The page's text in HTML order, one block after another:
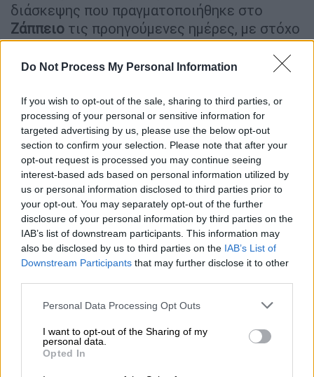
Do Not Process My Personal Information
If you wish to opt-out of the sale, sharing to third parties, or
processing of your personal or sensitive information for
targeted advertising by us, please use the below opt-out
section to confirm your selection. Please note that after your
opt-out request is processed you may continue seeing
interest-based ads based on personal information utilized by
us or personal information disclosed to third parties prior to
your opt-out. You may separately opt-out of the further
disclosure of your personal information by third parties on the
IAB’s list of downstream participants. This information may
also be disclosed by us to third parties on the IAB’s List of
Downstream Participants that may further disclose it to other
Please note that this website/app uses one or more Google
not limited to your visit or usage behaviour. You may click to
grant or deny consent to Google and its third-party tags to
use your data for below specified purposes in below Google
Personal Data Processing Opt Outs
I want to opt-out of the Sharing of my
personal data.
Opted In
διάσκεψης που πραγµατοποιήθηκε στο
Ζάππειο τις προηγούµενες ηµέρες, µε στόχο
να αναδειχθούν οι κίνδυνοι και να
αναληφθούν άµεσα δράσεις.
Από τα πλέον ευάλωτα, τόσο εξαιτίας της
κλιµατικής αλλαγής όσο και εξαιτίας των
ανθρωπογενών παρεµβάσεων, θεωρούνται
τα µνηµεία του Ιερού Βράχου της Ακρόπολης,
ο Παρθενώνας, το Ερέχθειο και τα
Προπύλαια, στα οποία αναφέρθηκε η γ.γ. του
υπουργείου Πολιτισµού, δρΜαρία Βλαζάκη-
Ανδρεαδάκη. «Η τελειότητά τους
εξασφάλισε για µεγάλο χρονικό διάστηµα τη
φυσική αντοχή τους. Ωστόσο, ως
χρήσεις» σηµείωσε, παραθέτοντας
αναλυτικά τις βλαπτικές συνέπειες. Το
γεγονός ότιπρόκειται για µνηµεία